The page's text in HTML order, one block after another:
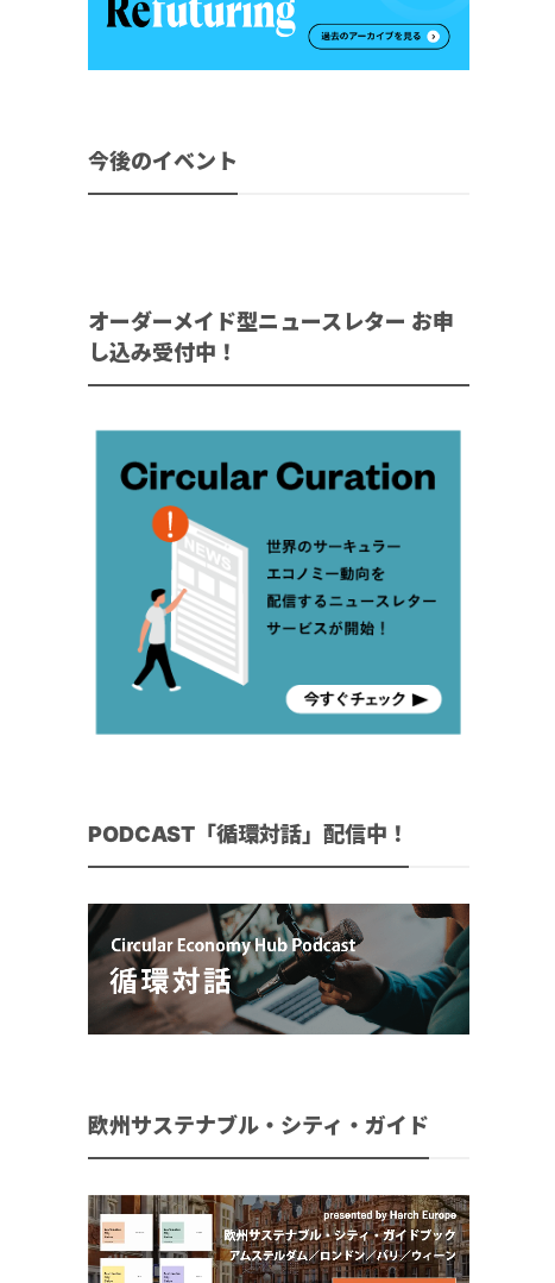
今後のイベント
オーダーメイド型ニュースレター お申
し込み受付中！
PODCAST「循環対話」配信中！
欧州サステナブル・シティ・ガイド